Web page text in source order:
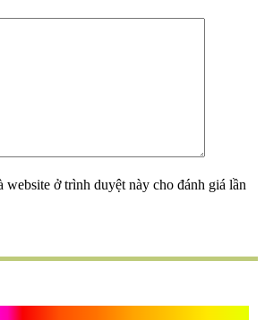
ở trình duyệt này cho đánh giá lần